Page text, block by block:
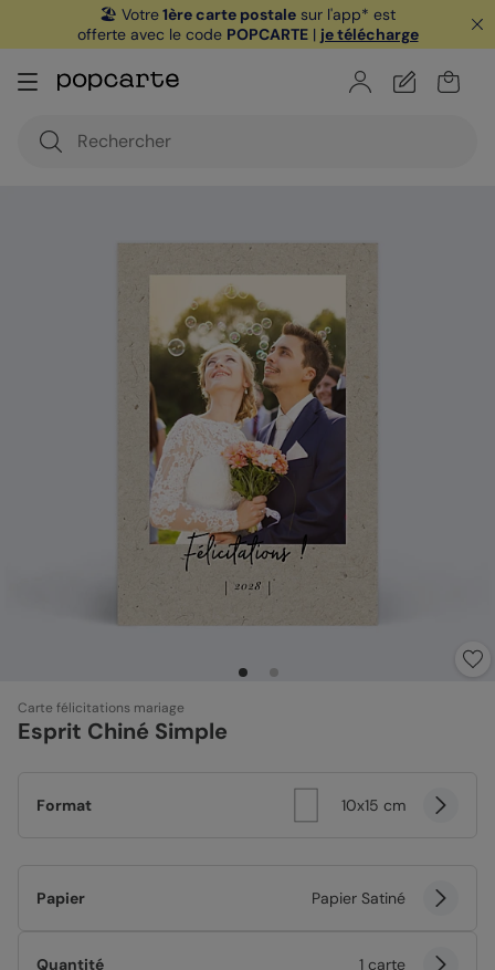
🏖️ Votre1ère carte postale sur l'app* est
offerte avec le code POPCARTE| je télécharge
Carte félicitations mariage
Esprit Chiné Simple
Format 10x15 cm
Papier Papier Satiné
Quantité 1 carte